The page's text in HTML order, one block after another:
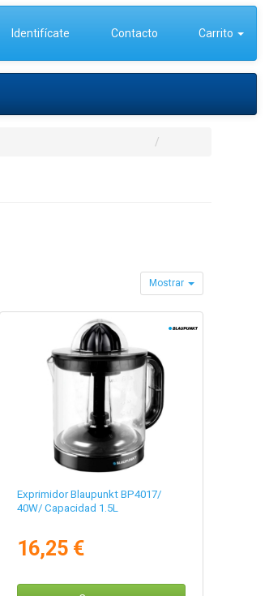
Identifícate Contacto Carrito
Mostrar
Exprimidor Blaupunkt BP4017/
40W/ Capacidad 1.5L
16,25 €